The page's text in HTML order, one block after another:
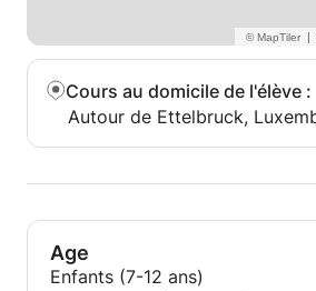
|
Cours au domicile de l'élève :
Autour de Ettelbruck,
Age
Enfants (7-12 ans)